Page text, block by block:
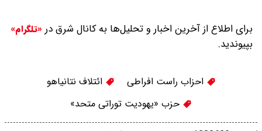
برای اطلاع از آخرین اخبار و تحلیل‌ها به کانال شرق در «تلگرام»
بپیوندید.
احزاب راست‌ افراطی
ائتلاف نتانیاهو
حزب «یهودیت توراتی متحد»